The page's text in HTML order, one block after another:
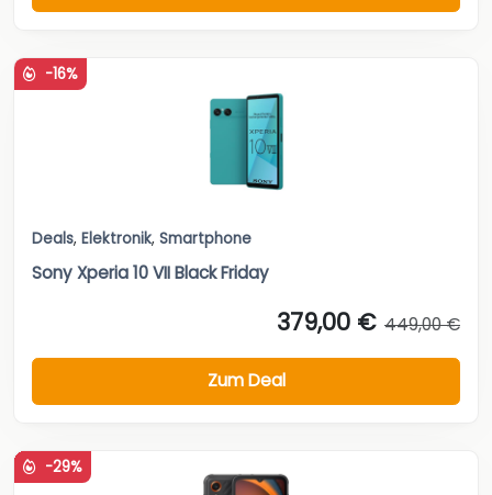
-16%
Deals, Elektronik, Smartphone
Sony Xperia 10 VII Black Friday
379,00 € 449,00 €
Zum Deal
-29%